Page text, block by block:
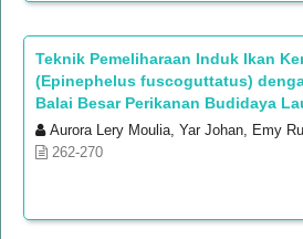
Teknik Pemeliharaan Induk Ikan
(Epinephelus fuscoguttatus)
Balai Besar Perikanan Budidaya
Aurora Lery Moulia, Yar Johan, Emy
262-270